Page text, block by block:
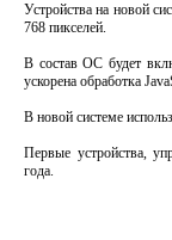
Устройства на новой
768 пикселей.
В состав ОС будет
ускорена обработка
В новой системе
Первые устройства,
года.